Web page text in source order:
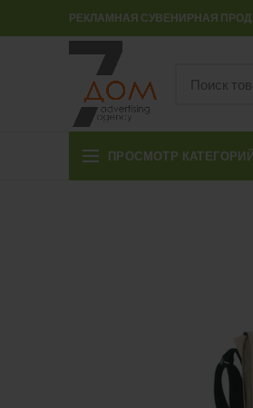
РЕКЛАМНАЯ СУВЕНИРНАЯ
ПРОСМОТР КАТЕГОРИЙ